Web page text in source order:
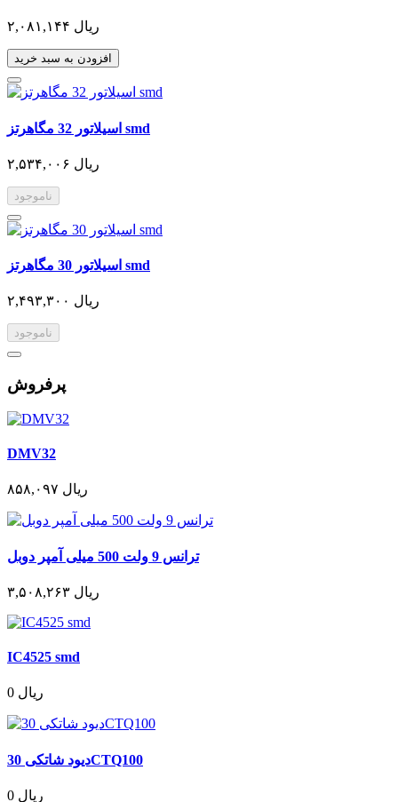
۲,۰۸۱,۱۴۴ ریال
افزودن به سبد خرید
اسیلاتور 32 مگاهرتز smd
۲,۵۳۴,۰۰۶ ریال
ناموجود
اسیلاتور 30 مگاهرتز smd
۲,۴۹۳,۳۰۰ ریال
ناموجود
پرفروش
DMV32
۸۵۸,۰۹۷ ریال
ترانس 9 ولت 500 میلی آمپر دوبل
۳,۵۰۸,۲۶۳ ریال
IC4525 smd
0 ریال
دیود شاتکی 30CTQ100
0 ریال